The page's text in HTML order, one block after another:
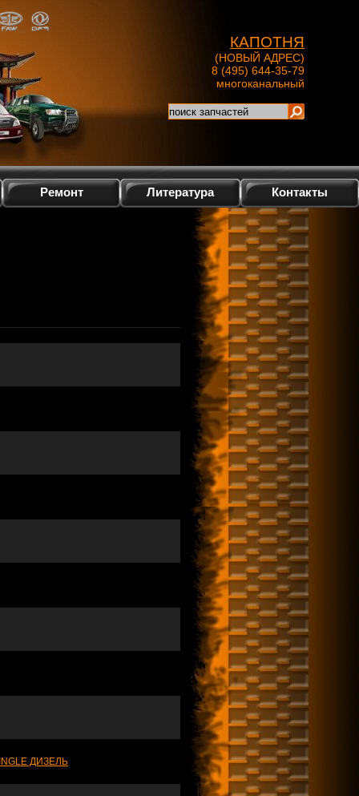
КАПОТНЯ
(НОВЫЙ АДРЕС)
8 (495) 644-35-79
многоканальный
Ремонт Литература Контакты
ДИЗЕЛЬ